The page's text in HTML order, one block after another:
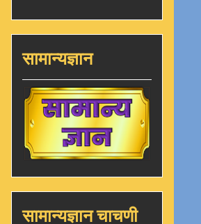
सामान्यज्ञान
सामान्यज्ञान चाचणी